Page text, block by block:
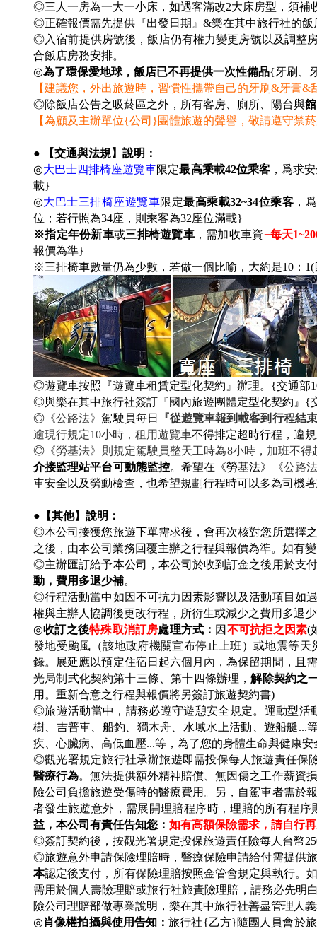
◎三人一房為一大一小床，如遇客滿改2大床房型，須補
◎正確報價需先提供『出發日期』&樂在其中旅行社的
◎入宿前提供房號後，飯店仍有權力變更房號以及調整
合飯店房務安排。
◎為了環保愛地球，飯店已不再提供一次性備品{牙刷、
【建議您，外出旅遊時，習慣性攜帶自己的牙刷&牙膏&
◎除飯店公告之吸菸區之外，所有客房、廁所、陽台與
【為顧及主辦單位{公司}團體旅遊的聲譽，敬請遵守禁
● 【交通與法規】說明：
◎大巴士四排椅座遊覽車限定最高乘載42位乘客，爲求
載}
◎大巴士三排椅座遊覽車限定最高乘載32~34位乘客 ，
位；若行照為34座，則乘客為32座位滿載}
※指定年份新車或三排椅遊覽車，需加收車資+每天
報價為準}
※三排椅車數量仍為少數，若做一個比喻，大約是10：
◎遊覽車按照『遊覽車租賃定型化契約』辦理。{交通部
◎與樂在其中旅行社簽訂『國內旅遊團體定型化契約』{
◎ 《公路法》駕駛員每日
『從遊覽車報到載客到行程結束
逾現行規定10小時，租用遊覽車不得排定超時行程，違
◎ 《勞基法》則規定駕駛員整天工時為8小時，加班不
介接監理站平台可動態監控。希望在《勞基法》
《公路
車安全以及勞動檢查，也希望規劃行程時可以多為司機
●【其他】說明：
◎本公司接獲您旅遊下單需求後，會再次核對您所選擇
之後，由本公司業務回覆主辦之行程與報價為準。如有
◎主辦匯訂給予本公司，本公司於收到訂金之後用於支
動，費用多退少補。
◎行程活動當中如因不可抗力因素影響以及活動項目如
權與主辦人協調後更改行程，所衍生或減少之費用多退
◎收訂之後特殊取消訂房處理方式： 因 不可抗拒之因素(
發地受颱風（該地政府機關宣布停止上班）或地震等
錄。展延應以預定住宿日起六個月內，為保留期間，且
光局制式化契約第十三條、第十四條辦理，解除契約之
用。重新合意之行程與報價將另簽訂旅遊契約書)
◎旅遊活動當中，請務必遵守遊憩安全規定。運動型
樹、吉普車、船釣、獨木舟、水域水上活動、遊船艇...
疾、心臟病、高低血壓...等，為了您的身體生命與健康
◎觀光署規定旅行社承辦旅遊即需投保每人旅遊責任保
醫療行為。無法提供額外精神賠償、無因傷之工作薪資
險公司負擔旅遊受傷時的醫療費用。另，自駕車者需於
者發生旅遊意外，需展開理賠程序時，理賠的所有程
益，本公司有責任告知您： 如有高額保險需求，請自行
◎簽訂契約後，按觀光署規定投保旅遊責任險每人台幣
◎旅遊意外申請保險理賠時，醫療保險申請給付需提供
本認定後支付，所有保險理賠按照金管會規定與執行。
需用於個人壽險理賠或旅行社旅責險理賠，請務必先明
險公司理賠部做專業說明，樂在其中旅行社善盡管理人
◎肖像權拍攝與使用告知：旅行社{乙方}隨團人員會於